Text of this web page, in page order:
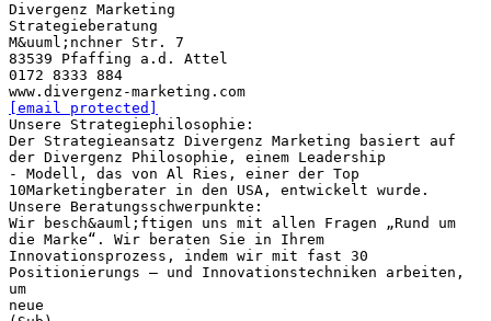
Divergenz Marketing
Strategieberatung
M&uuml;nchner Str. 7
83539 Pfaffing a.d. Attel
0172 8333 884
[email protected]
Unsere Strategiephilosophie:
Der Strategieansatz Divergenz Marketing basiert auf
der Divergenz Philosophie, einem Leadership
- Modell, das von Al Ries, einer der Top
10Marketingberater in den USA, entwickelt wurde.
Unsere Beratungsschwerpunkte:
Wir besch&auml;ftigen uns mit allen Fragen „Rund um
die Marke“. Wir beraten Sie in Ihrem
Innovationsprozess, indem wir mit fast 30
Positionierungs – und Innovationstechniken arbeiten,
um
neue